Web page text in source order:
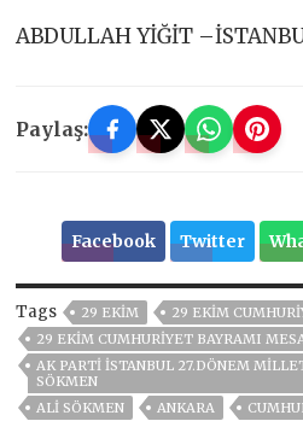
ABDULLAH YİĞİT
Paylaş:
Facebook Twitter
Tags 29 EKİM
29 EKIM
29 EKIM CUMHURIYET BAYRAMI
AK PARTI İSTANBUL 27.DÖNEM
SÖKMEN
ALI SÖKMEN
ANKARA